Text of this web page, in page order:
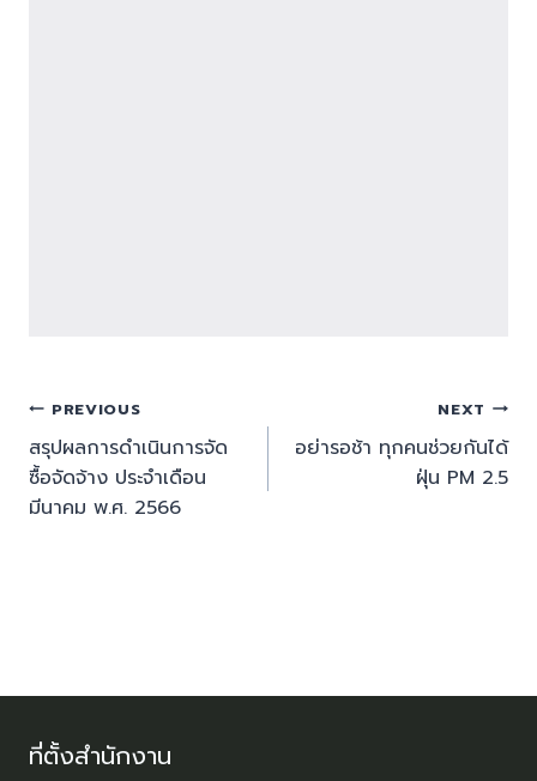
PREVIOUS
สรุปผลการดำเนินการจัด
ซื้อจัดจ้าง ประจำเดือน
มีนาคม พ.ศ. 2566
NEXT
อย่ารอช้า ทุกคนช่วยกันได้
ฝุ่น PM 2.5
ที่ตั้งสำนักงาน